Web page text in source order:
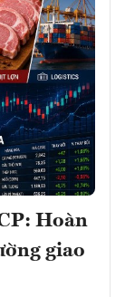
Hoàn
giao